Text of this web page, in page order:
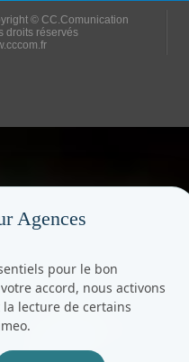
© CC.Comunication
droits réservés
Agences
pour le bon
accord, nous activons
la lecture de certains